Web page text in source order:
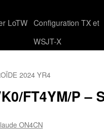
LoTW Configuration TX et
WSJT-X
2024 YR4
FT4YM/P –
ON4CN